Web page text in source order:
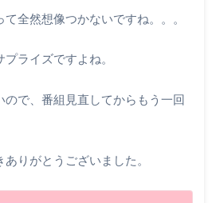
全然想像つかないですね。。。
ライズですよね。
で、番組見直してからもう一回
りがとうございました。